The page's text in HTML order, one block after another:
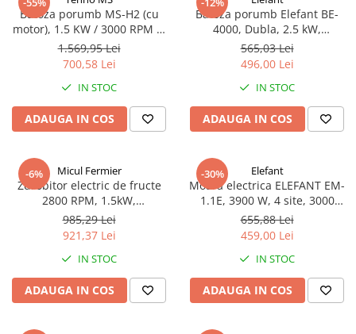
Batoza porumb MS-H2 (cu
motor), 1.5 KW / 3000 RPM si
tensiune de 220V, productie
2500 kg/h
1.569,95 Lei
700,58 Lei
IN STOC
ADAUGA IN COS
Batoza porumb Elefant BE-
4000, Dubla, 2.5 kW,
productie 300 kg/h, 2900rpm,
transmisie curea
565,03 Lei
496,00 Lei
IN STOC
ADAUGA IN COS
-6% Micul Fermier
Zdrobitor electric de fructe
2800 RPM, 1.5kW,
procuctivitate 300-550kg/h.
Micul Fermier GF-0895-S001-
G01
985,29 Lei
921,37 Lei
IN STOC
ADAUGA IN COS
-30% Elefant
Moara electrica ELEFANT EM-
1.1E, 3900 W, 4 site, 3000
rot/min
655,88 Lei
459,00 Lei
IN STOC
ADAUGA IN COS